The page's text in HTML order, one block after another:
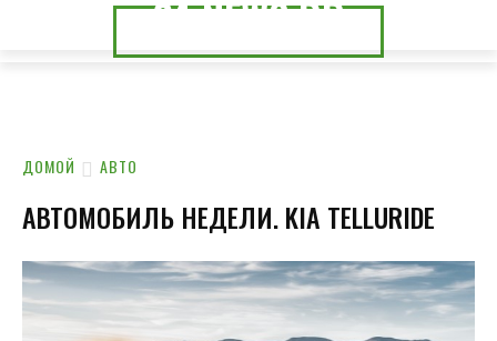
24.NEWS.CK
24.NEWS.DP
ДОМОЙ АВТО
АВТОМОБИЛЬ НЕДЕЛИ. KIA TELLURIDE